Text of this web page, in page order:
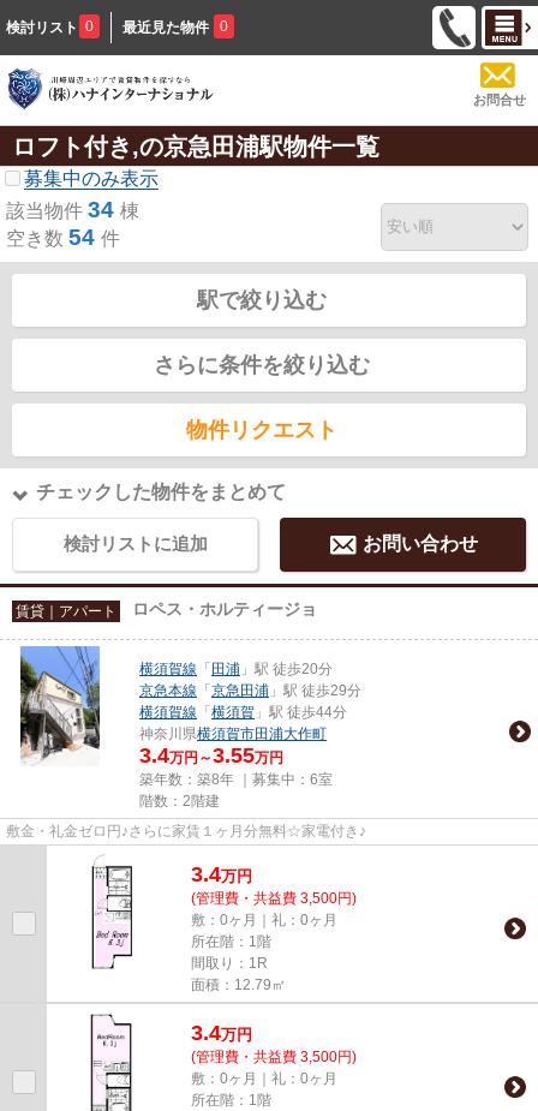
検討リスト 0 最近見た物件 0
お問合せ
ロフト付き,の京急田浦駅物件一覧
募集中のみ表示
該当物件 34 棟
空き数 54 件
駅で絞り込む
さらに条件を絞り込む
物件リクエスト
チェックした物件をまとめて
検討リストに追加 お問い合わせ
賃貸｜アパート ロペス・ホルティージョ
横須賀線 「 田浦 」駅 徒歩20分
京急本線 「 京急田浦 」駅 徒歩29分
横須賀線 「 横須賀 」駅 徒歩44分
神奈川県横須賀市田浦大作町
3.4万円～3.55万円
築年数：築8年 ｜募集中： 6室
階数：2階建
敷金・礼金ゼロ円♪さらに家賃１ヶ月分無料☆家電付き♪
3.4万円
(管理費・共益費 3,500円)
敷：0ヶ月｜礼：0ヶ月
所在階：1階
間取り：1R
面積：12.79㎡
3.4万円
(管理費・共益費 3,500円)
敷：0ヶ月｜礼：0ヶ月
所在階：1階